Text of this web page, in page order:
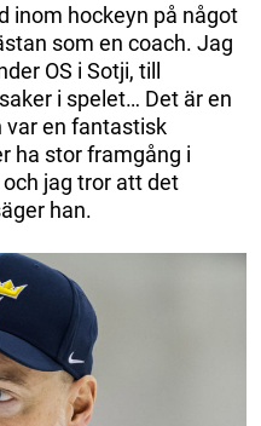
inom hockeyn på något
som en coach. Jag
OS i Sotji, till
i spelet… Det är en
var en fantastisk
ha stor framgång i
jag tror att det
han.